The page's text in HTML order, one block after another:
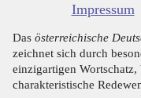
Impressum
Das österreichische
zeichnet sich durch
einzigartigen Wortschatz,
charakteristische